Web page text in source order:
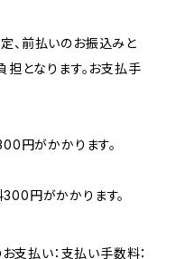
、前払いのお振込みと
となります。お支払手
円がかかります。
円がかかります。
支払い：支払い手数料：